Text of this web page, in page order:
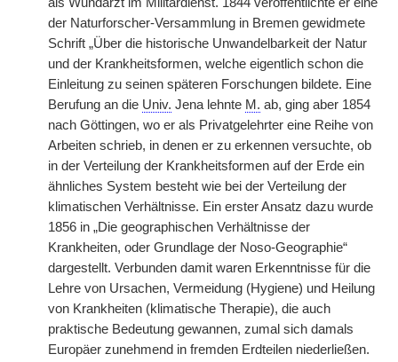
der Naturforscher-Versammlung in Bremen gewidmete
Schrift „Über die historische Unwandelbarkeit der Natur
und der Krankheitsformen, welche eigentlich schon die
Einleitung zu seinen späteren Forschungen bildete. Eine
Berufung an die Univ. Jena lehnte M. ab, ging aber 1854
nach Göttingen, wo er als Privatgelehrter eine Reihe von
Arbeiten schrieb, in denen er zu erkennen versuchte, ob
in der Verteilung der Krankheitsformen auf der Erde ein
ähnliches System besteht wie bei der Verteilung der
klimatischen Verhältnisse. Ein erster Ansatz dazu wurde
1856 in „Die geographischen Verhältnisse der
Krankheiten, oder Grundlage der Noso-Geographie“
dargestellt. Verbunden damit waren Erkenntnisse für die
Lehre von Ursachen, Vermeidung (Hygiene) und Heilung
von Krankheiten (klimatische Therapie), die auch
praktische Bedeutung gewannen, zumal sich damals
Europäer zunehmend in fremden Erdteilen niederließen.